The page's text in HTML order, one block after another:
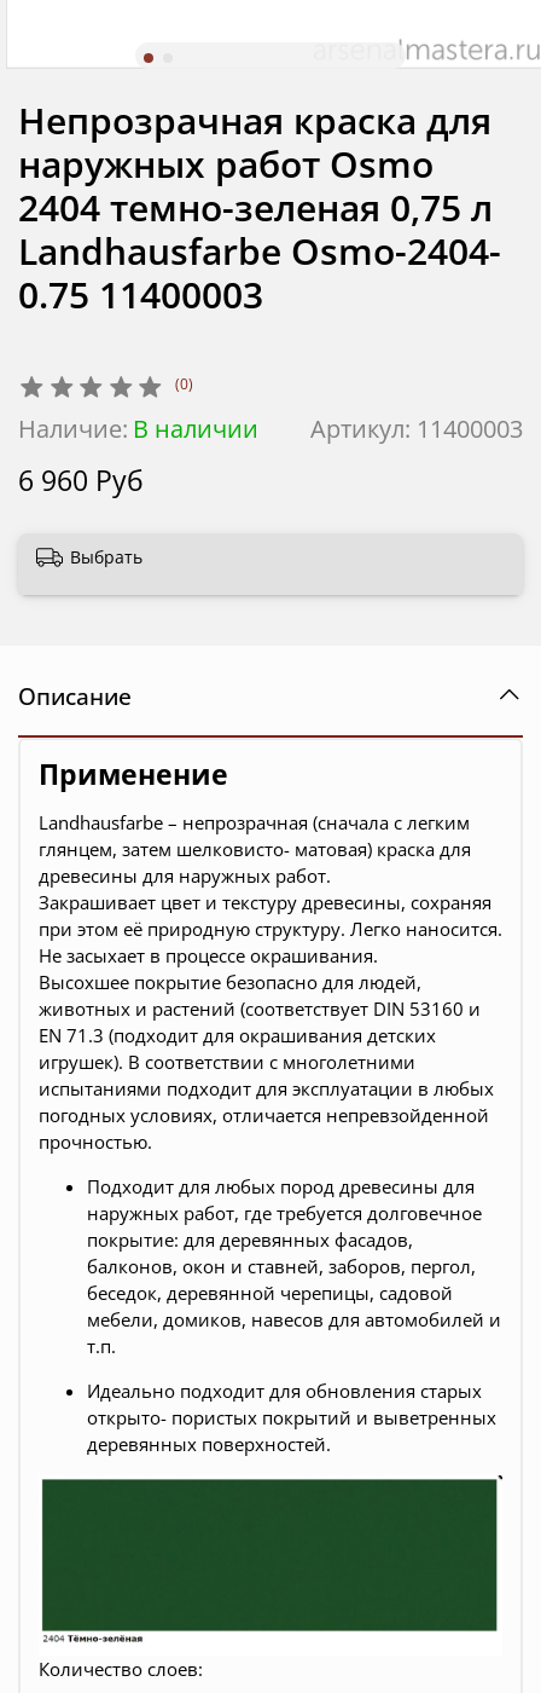
(0)
Артикул: 11400003
Наличие: В наличии
Непрозрачная краска для
наружных работ Osmo
2404 темно-зеленая 0,75 л
Landhausfarbe Osmo-2404-
0.75 11400003
6 960 Руб
Выбрать
Описание
Применение
Landhausfarbe – непрозрачная (сначала с легким
глянцем, затем шелковисто- матовая) краска для
древесины для наружных работ.
Закрашивает цвет и текстуру древесины, сохраняя
при этом её природную структуру. Легко наносится.
Не засыхает в процессе окрашивания.
Высохшее покрытие безопасно для людей,
животных и растений (соответствует DIN 53160 и
EN 71.3 (подходит для окрашивания детских
игрушек). В соответствии с многолетними
испытаниями подходит для эксплуатации в любых
погодных условиях, отличается непревзойденной
прочностью.
Подходит для любых пород древесины для
наружных работ, где требуется долговечное
покрытие: для деревянных фасадов,
балконов, окон и ставней, заборов, пергол,
беседок, деревянной черепицы, садовой
мебели, домиков, навесов для автомобилей и
т.п.
Идеально подходит для обновления старых
открыто- пористых покрытий и выветренных
деревянных поверхностей.
Количество слоев: